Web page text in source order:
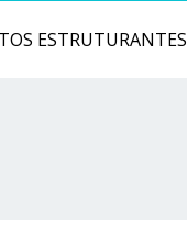
ESTRUTURANTES